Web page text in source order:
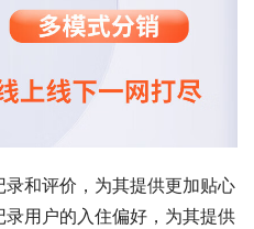
和评价，为其提供更加贴心
用户的入住偏好，为其提供